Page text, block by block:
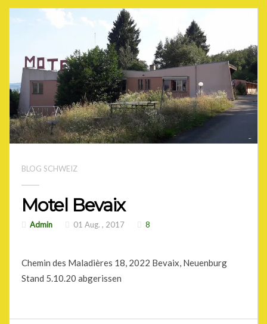
BLOG SCHWEIZ
Motel Bevaix
Admin 01 Aug. , 2017 8
Chemin des Maladières 18, 2022 Bevaix, Neuenburg
Stand 5.10.20 abgerissen